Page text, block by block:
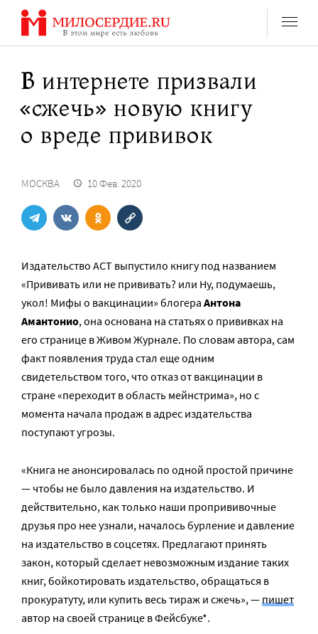
Перейти
содержанию
В интернете призвали
«сжечь» новую книгу
о вреде прививок
МОСКВА 10 Фев. 2020
Издательство АСТ выпустило книгу под названием
«Прививать или не прививать? или Ну, подумаешь,
укол! Мифы о вакцинации» блогера Антона
Амантонио, она основана на статьях о прививках на
его странице в Живом Журнале. По словам автора, сам
факт появления труда стал еще одним
свидетельством того, что отказ от вакцинации в
стране «переходит в область мейнстрима», но с
момента начала продаж в адрес издательства
поступают угрозы.
«Книга не анонсировалась по одной простой причине
— чтобы не было давления на издательство. И
действительно, как только наши пропрививочные
друзья про нее узнали, началось бурление и давление
на издательство в соцсетях. Предлагают принять
закон, который сделает невозможным издание таких
книг, бойкотировать издательство, обращаться в
прокуратуту, или купить весь тираж и сжечь», —пишет
автор на своей странице в Фейсбуке*.